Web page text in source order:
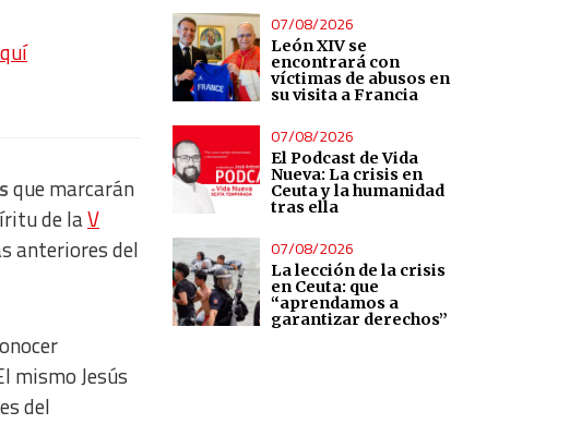
que marcarán
de laV
anteriores del
mismo Jesús
del
07/08/2026
León XIV se
encontrará con
víctimas de abusos en
su visita a Francia
07/08/2026
El Podcast de Vida
Nueva: La crisis en
Ceuta y la humanidad
tras ella
07/08/2026
La lección de la crisis
en Ceuta: que
“aprendamos a
garantizar derechos”